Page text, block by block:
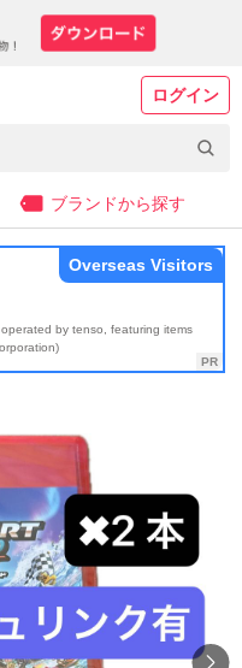
ログイン
ブランドから探す
by tenso, featuring items
Overseas Visitors